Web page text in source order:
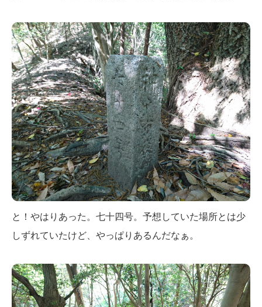
と！やはりあった。七十四号。予想していた場所とは少
しずれていたけど、やっぱりあるんだなぁ。